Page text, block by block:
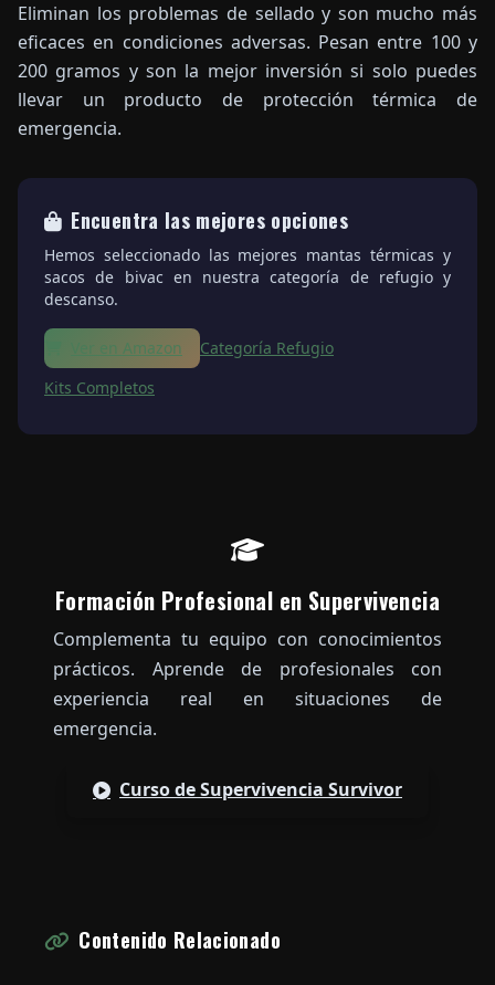
Eliminan los problemas de sellado y son mucho más
eficaces en condiciones adversas. Pesan entre 100 y
200 gramos y son la mejor inversión si solo puedes
llevar un producto de protección térmica de
emergencia.
Encuentra las mejores opciones
Hemos seleccionado las mejores mantas térmicas y
sacos de bivac en nuestra categoría de refugio y
descanso.
Ver en Amazon
Categoría Refugio
Kits Completos
Formación Profesional en Supervivencia
Complementa tu equipo con conocimientos
prácticos. Aprende de profesionales con
experiencia real en situaciones de
emergencia.
Curso de Supervivencia Survivor
Contenido Relacionado